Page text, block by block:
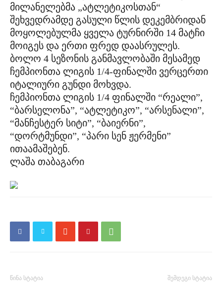
მილანელებმა „ატლეტიკოსთან“
შეხვედრამდე გასული წლის დეკემბრიდან
მოყოლებულმა ყველა ტურნირში 14 მატჩი
მოიგეს და ერთი ფრედ დაასრულეს.
ბოლო 4 სეზონის განმავლობაში მესამედ
ჩემპიონთა ლიგის 1/4-ფინალში ვერცერთი
იტალიური გუნდი მოხვდა.
ჩემპიონთა ლიგის 1/4 ფინალში “რეალი”,
“ბარსელონა”, “ატლეტიკო”, “არსენალი”,
“მანჩესტერ სიტი”, “ბაიერნი”,
“დორტმუნდი”, “პარი სენ ჟერმენი”
ითაამაშებენ.
ლაშა თაბაგარი
წინა სტატია შემდეგი სტატია